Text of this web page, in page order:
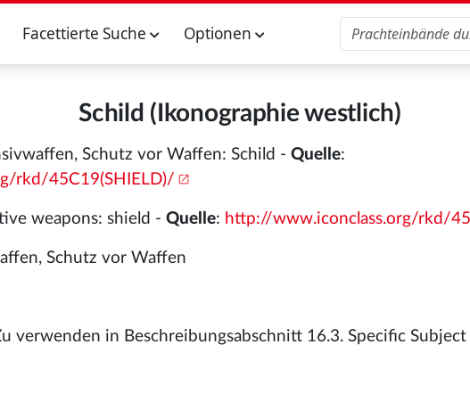
Facettierte Suche Optionen
Schild (Ikonographie westlich)
Schutz vor Waffen: Schild - Quelle:
rkd/45C19(SHIELD)/
weapons: shield - Quelle: http://www.iconclass.org/rkd/
Schutz vor Waffen
verwenden in Beschreibungsabschnitt 16.3. Specific Subject